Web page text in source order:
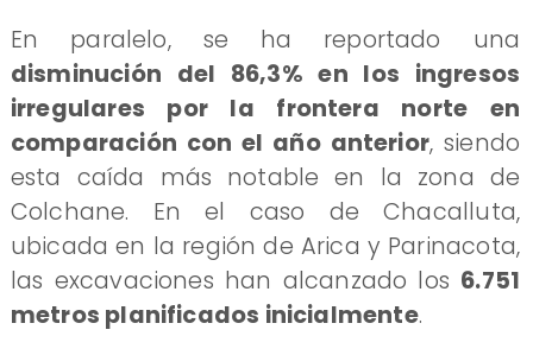
En paralelo, se ha reportado una
disminución del 86,3% en los ingresos
irregulares por la frontera norte en
comparación con el año anterior, siendo
esta caída más notable en la zona de
Colchane. En el caso de Chacalluta,
ubicada en la región de Arica y Parinacota,
las excavaciones han alcanzado los 6.751
metros planificados inicialmente.